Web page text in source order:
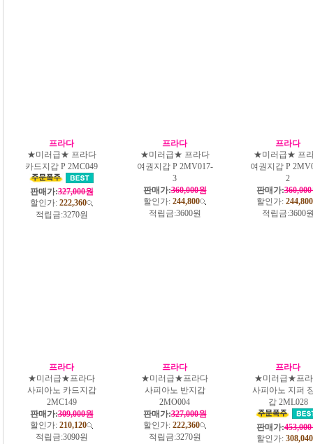
프라다
★미러급★ 프라다
카드지갑 P 2MC049
판매가:327,000원
할인가: 222,360
적립금:3270원
프라다
★미러급★ 프라다
여권지갑 P 2MV017-
3
판매가:360,000원
할인가: 244,800
적립금:3600원
프라다
★미러급★ 프
여권지갑 P
2
판매가:
할인가: 244,800
적립금:3600
프라다
★미러급★프라다
사피아노 카드지갑
2MC149
판매가:309,000원
할인가: 210,120
적립금:3090원
프라다
★미러급★프라다
사피아노 반지갑
2MO004
판매가:327,000원
할인가: 222,360
적립금:3270원
프라다
★미러급★프
사피아노 지퍼
갑 2ML028
판매가:
할인가: 308,040